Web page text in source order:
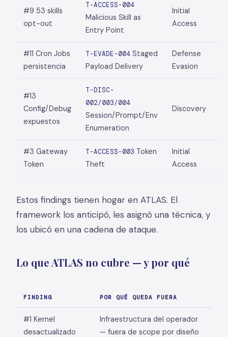
#9 53 skills
opt-out
T-ACCESS-004
Malicious Skill as
Entry Point
Initial
Access
#11 Cron Jobs
persistencia
T-EVADE-004 Staged
Payload Delivery
Defense
Evasion
#13
Config/Debug
expuestos
T-DISC-
002/003/004
Session/Prompt/Env
Enumeration
Discovery
#3 Gateway
Token
T-ACCESS-003 Token
Theft
Initial
Access
Estos findings tienen hogar en ATLAS. El
framework los anticipó, les asignó una técnica, y
los ubicó en una cadena de ataque.
Lo que ATLAS no cubre — y por qué
FINDING POR QUÉ QUEDA FUERA
#1 Kernel
desactualizado
Infraestructura del operador
— fuera de scope por diseño